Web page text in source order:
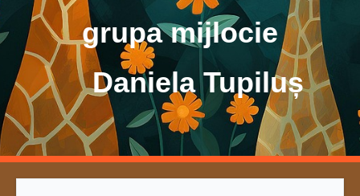
grupa mijlocie
Daniela Tupiluș